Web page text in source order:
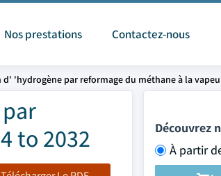
Nos prestations Contactez-nous
'hydrogène par reformage du méthane à la
to 2032
Découvrez
À partir